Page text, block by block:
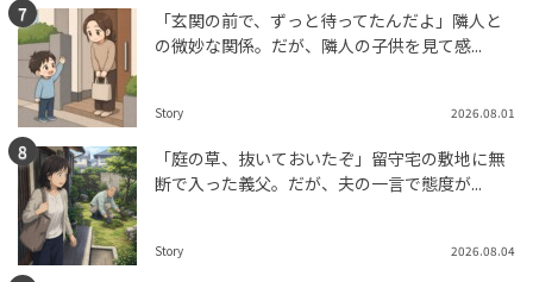
「玄関の前で、ずっと待ってたんだよ」隣人と
の微妙な関係。だが、隣人の子供を見て感...
Story 2026.08.01
「庭の草、抜いておいたぞ」留守宅の敷地に無
断で入った義父。だが、夫の一言で態度が...
Story 2026.08.04